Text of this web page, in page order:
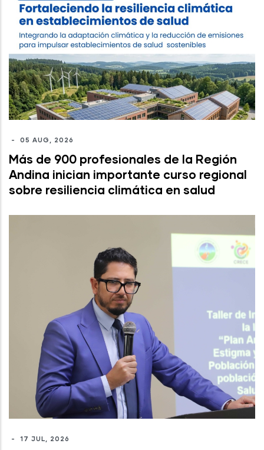
- 05 AUG, 2026
Más de 900 profesionales de la Región
Andina inician importante curso regional
sobre resiliencia climática en salud
- 17 JUL, 2026